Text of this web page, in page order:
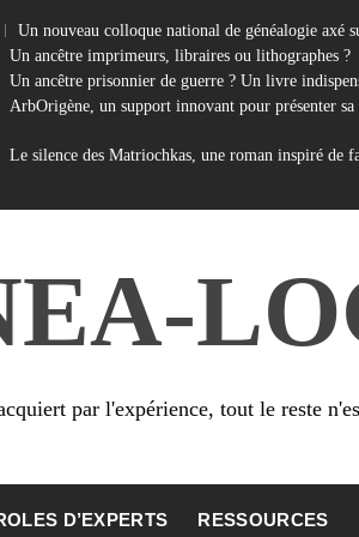
Un nouveau colloque national de généalogie axé
Un ancêtre imprimeurs, libraires ou lithographes ?
Un ancêtre prisonnier de guerre ? Un livre
ArbOrigène, un support innovant pour présenter
Le silence des Matriochkas, une roman inspiré de
par l'expérience, tout le reste
D’EXPERTS RESSOURCES